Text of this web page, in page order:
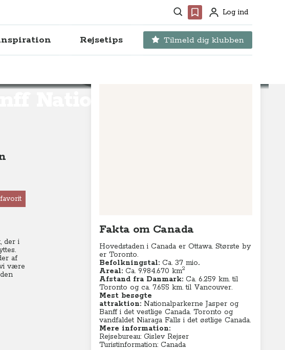
Søg Favoritter
ProfilLog ind
Rejsetips Tilmeld dig klubben
National
der i
af
være
Fakta om Canada
Hovedstaden i Canada er Ottawa. Største by
er Toronto.
Befolkningstal: Ca. 37 mio.
Areal:Ca. 9.984.670km2
Afstand fra Danmark:Ca. 6.259 km. til
Toronto og ca. 7.655 km. til Vancouver.
Mest besøgte
attraktion: Nationalparkerne Jasper og
Banff i det vestlige Canada. Toronto og
vandfaldet Niaraga Falls i det østlige Canada.
Mere information:
Rejsebureau: Gislev Rejser
Turistinformation: Canada